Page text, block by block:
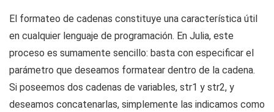
El formateo de cadenas constituye una característica útil
en cualquier lenguaje de programación. En Julia, este
proceso es sumamente sencillo: basta con especificar el
parámetro que deseamos formatear dentro de la cadena.
Si poseemos dos cadenas de variables, str1 y str2, y
deseamos concatenarlas, simplemente las indicamos como